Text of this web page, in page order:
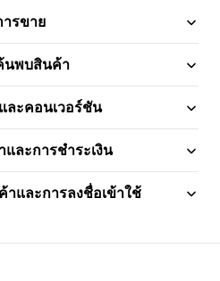
ารขาย
นพบสินค้า
ละคอนเวอร์ชัน
ละการชำระเงิน
และการลงชื่อเข้าใช้